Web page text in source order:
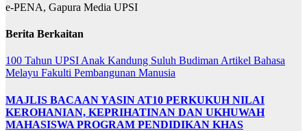
e-PENA, Gapura Media UPSI
Berita Berkaitan
100 Tahun UPSI Anak Kandung Suluh Budiman Artikel Bahasa
Melayu Fakulti Pembangunan Manusia
MAJLIS BACAAN YASIN AT10 PERKUKUH NILAI
KEROHANIAN, KEPRIHATINAN DAN UKHUWAH
MAHASISWA PROGRAM PENDIDIKAN KHAS